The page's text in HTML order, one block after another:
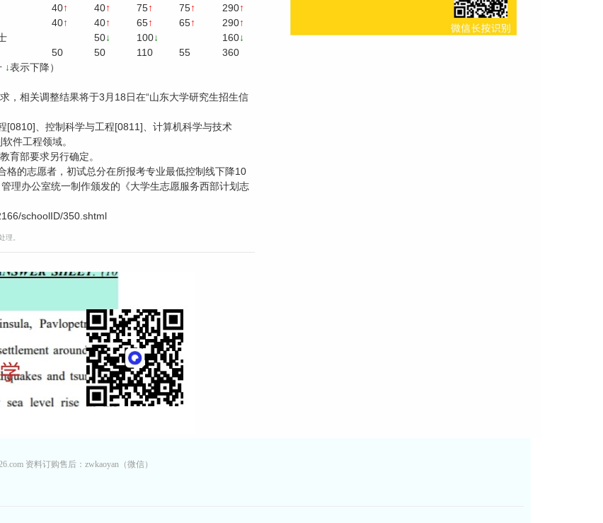
40↑ 40↑ 75↑ 75↑ 290↑
40↑ 40↑ 65↑ 65↑ 290↑
50↓ 100↓ 160↓
50 50 110 55
360
↓表示下降）
，相关调整结果将于3月18日在“山东大学研究生招生信
[0810]、控制科学与工程[0811]、计算机科学与技术
件工程领域。
育部要求另行确定。
格的志愿者，初试总分在所报考专业最低控制线下降10
理办公室统一制作颁发的《大学生志愿服务西部计划志
schoolID/350.shtml
理。
资料订购售后：zwkaoyan（微信）